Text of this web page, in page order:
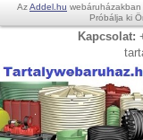
AzAddel.hu
Próbálja ki
Kapcsolat: